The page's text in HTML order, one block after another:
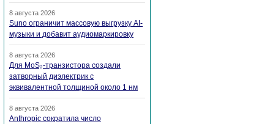
8 августа 2026
Suno ограничит массовую выгрузку AI-
музыки и добавит аудиомаркировку
8 августа 2026
Для MoS₂-транзистора создали
затворный диэлектрик с
эквивалентной толщиной около 1 нм
8 августа 2026
Anthropic сократила число